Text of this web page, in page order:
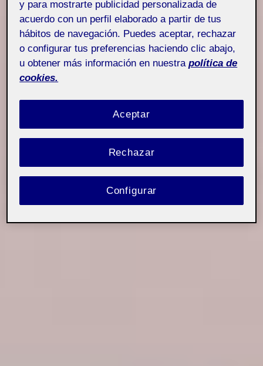
y para mostrarte publicidad personalizada de
acuerdo con un perfil elaborado a partir de tus
hábitos de navegación. Puedes aceptar, rechazar
o configurar tus preferencias haciendo clic abajo,
u obtener más información en nuestra política de
cookies.
Rechazar
Aceptar
Configurar